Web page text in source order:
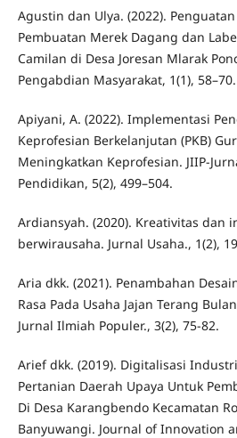
Agustin dan Ulya. (2022).
Pembuatan Merek Dagang dan
Camilan di Desa Joresan Mlarak
Pengabdian Masyarakat, 1(1), 58–70.
Apiyani, A. (2022). Implementasi
Keprofesian Berkelanjutan (PKB)
Meningkatkan Keprofesian. JIIP-
Pendidikan, 5(2), 499–504.
Ardiansyah. (2020). Kreativitas dan
berwirausaha. Jurnal Usaha., 1(2),
Aria dkk. (2021). Penambahan
Rasa Pada Usaha Jajan Terang
Jurnal Ilmiah Populer., 3(2), 75-82.
Arief dkk. (2019). Digitalisasi
Pertanian Daerah Upaya Untuk
Di Desa Karangbendo Kecamatan
Banyuwangi. Journal of Innovation